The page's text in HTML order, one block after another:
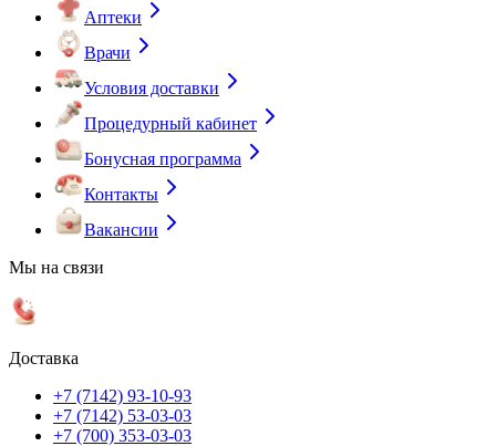
Аптеки
Врачи
Условия доставки
Процедурный кабинет
Бонусная программа
Контакты
Вакансии
Мы на связи
Доставка
+7 (7142) 93-10-93
+7 (7142) 53-03-03
+7 (700) 353-03-03